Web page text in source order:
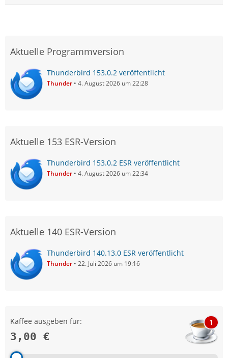
Aktuelle Programmversion
Thunderbird 153.0.2 veröffentlicht
Thunder 4. August 2026 um 22:28
Aktuelle 153 ESR-Version
Thunderbird 153.0.2 ESR veröffentlicht
Thunder 4. August 2026 um 22:34
Aktuelle 140 ESR-Version
Thunderbird 140.13.0 ESR veröffentlicht
Thunder 22. Juli 2026 um 19:16
Kaffee ausgeben für:
3,00 €
1